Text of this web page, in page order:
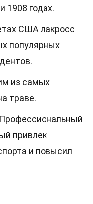
1908 годах.
США лакросс
популярных
из самых
траве.
привлек
и повысил